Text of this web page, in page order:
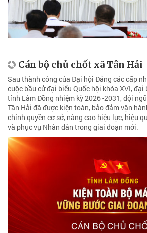
Cán bộ chủ chốt xã Tân Hải
Sau thành công của Đại hội Đảng các cấp
cuộc bầu cử đại biểu Quốc hội khóa XVI, đại
tỉnh Lâm Đồng nhiệm kỳ 2026 -2031, đội
Tân Hải đã được kiện toàn, bảo đảm vận
chính quyền cơ sở, nâng cao hiệu lực, hiệu
và phục vụ Nhân dân trong giai đoạn mới.